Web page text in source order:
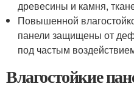
древесины и камня,
Повышенной
панели защищены от
под частым
Влагостойкие